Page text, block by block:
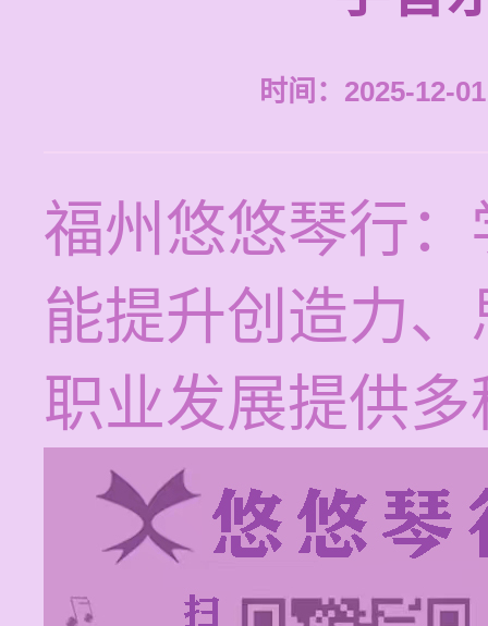
时间：2025-12-
福州悠悠琴行
能提升创造力
职业发展提供